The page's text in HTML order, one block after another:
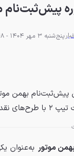
پیش‌ثبت‌نام
پنج‌شنبه 3 مهر 1404 - 06:48
نقدی و پیش‌فروش.
موتور به‌عنوان